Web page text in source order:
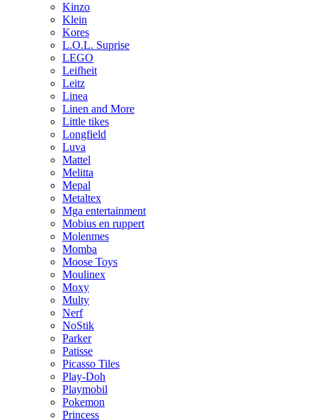
Kinzo
Klein
Kores
L.O.L. Suprise
LEGO
Leifheit
Leitz
Linea
Linen and More
Little tikes
Longfield
Luva
Mattel
Melitta
Mepal
Metaltex
Mga entertainment
Mobius en ruppert
Molenmes
Momba
Moose Toys
Moulinex
Moxy
Multy
Nerf
NoStik
Parker
Patisse
Picasso Tiles
Play-Doh
Playmobil
Pokemon
Princess